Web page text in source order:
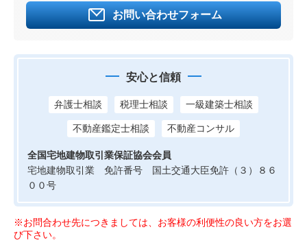
お問い合わせフォーム
安心と信頼
弁護士相談 税理士相談 一級建築士相談
不動産鑑定士相談 不動産コンサル
全国宅地建物取引業保証協会会員
宅地建物取引業 免許番号 国土交通大臣免許（３）８６
００号
※お問合わせ先につきましては、お客様の利便性の良い方をお選
び下さい。